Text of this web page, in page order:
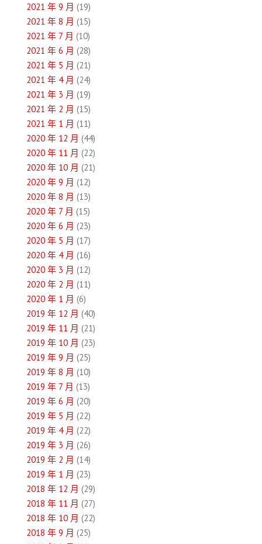
2021 年 9 月 (19)
2021 年 8 月 (15)
2021 年 7 月 (10)
2021 年 6 月 (28)
2021 年 5 月 (21)
2021 年 4 月 (24)
2021 年 3 月 (19)
2021 年 2 月 (15)
2021 年 1 月 (11)
2020 年 12 月 (44)
2020 年 11 月 (22)
2020 年 10 月 (21)
2020 年 9 月 (12)
2020 年 8 月 (13)
2020 年 7 月 (15)
2020 年 6 月 (23)
2020 年 5 月 (17)
2020 年 4 月 (16)
2020 年 3 月 (12)
2020 年 2 月 (11)
2020 年 1 月 (6)
2019 年 12 月 (40)
2019 年 11 月 (21)
2019 年 10 月 (23)
2019 年 9 月 (25)
2019 年 8 月 (10)
2019 年 7 月 (13)
2019 年 6 月 (20)
2019 年 5 月 (22)
2019 年 4 月 (22)
2019 年 3 月 (26)
2019 年 2 月 (14)
2019 年 1 月 (23)
2018 年 12 月 (29)
2018 年 11 月 (27)
2018 年 10 月 (22)
2018 年 9 月 (25)